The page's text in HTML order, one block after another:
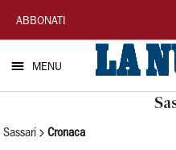
La
Nuova
Sardegna
ABBONATI
MENU
Sassari Cronaca